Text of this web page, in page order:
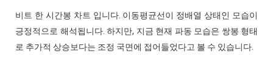
비트 한 시간봉 차트 입니다. 이동평균선이 정배열 상태인 모습이
긍정적으로 해석됩니다. 하지만, 지금 현재 파동 모습은 쌍봉 형태
로 추가적 상승보다는 조정 국면에 접어들었다고 볼 수 있습니다.